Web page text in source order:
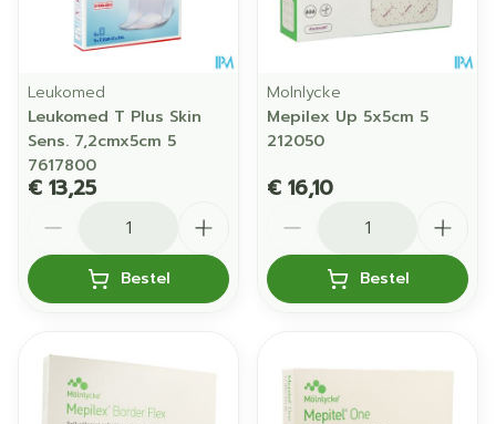
Leukomed
Leukomed T Plus Skin
Sens. 7,2cmx5cm 5
7617800
€ 13,25
Bestel
Molnlycke
Mepilex Up 5x5cm 5
212050
€ 16,10
Bestel